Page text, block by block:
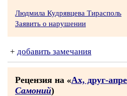
Людмила Кудрявцева Тирасполь
Заявить о нарушении
+ добавить замечания
Рецензия на «Ах, друг-
Самоний)